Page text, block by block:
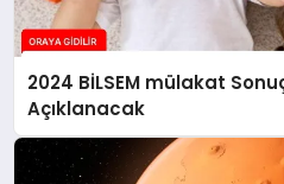
2024 BİLSEM mülakat Sonuçları Ne
Açıklanacak